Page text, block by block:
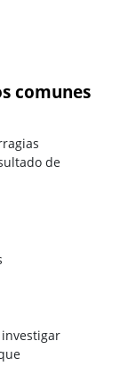
comunes
de